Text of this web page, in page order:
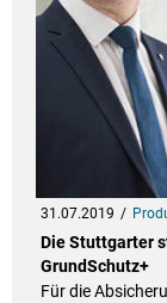
31.07.2019
Die Stuttgarter
GrundSchutz+
Für die